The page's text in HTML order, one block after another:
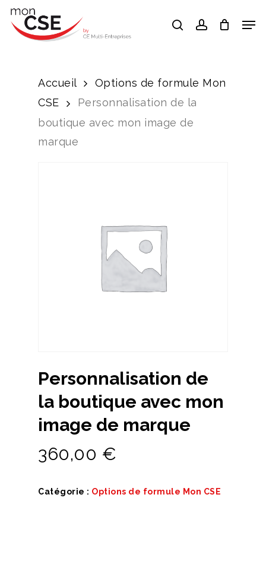
Skip
searchaccount
Accueil
Options de formule Mon
CSE
Personnalisation de la
boutique avec mon image de
marque
Personnalisation de
la boutique avec mon
image de marque
360,00 €
Catégorie : Options de formule Mon CSE